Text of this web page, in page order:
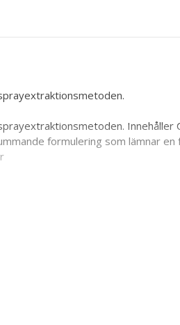
formulering som lämnar en